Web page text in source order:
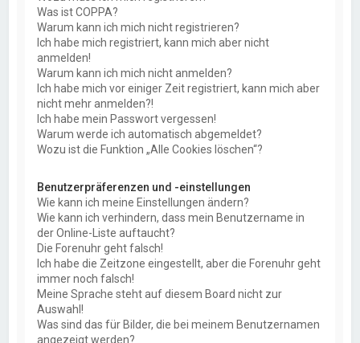
Was ist COPPA?
Warum kann ich mich nicht registrieren?
Ich habe mich registriert, kann mich aber nicht
anmelden!
Warum kann ich mich nicht anmelden?
Ich habe mich vor einiger Zeit registriert, kann mich aber
nicht mehr anmelden?!
Ich habe mein Passwort vergessen!
Warum werde ich automatisch abgemeldet?
Wozu ist die Funktion „Alle Cookies löschen“?
Benutzerpräferenzen und -einstellungen
Wie kann ich meine Einstellungen ändern?
Wie kann ich verhindern, dass mein Benutzername in
der Online-Liste auftaucht?
Die Forenuhr geht falsch!
Ich habe die Zeitzone eingestellt, aber die Forenuhr geht
immer noch falsch!
Meine Sprache steht auf diesem Board nicht zur
Auswahl!
Was sind das für Bilder, die bei meinem Benutzernamen
angezeigt werden?